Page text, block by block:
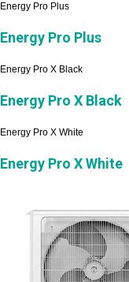
Energy Pro Plus
Energy Pro Plus
Energy Pro X Black
Energy Pro X Black
Energy Pro X White
Energy Pro X White